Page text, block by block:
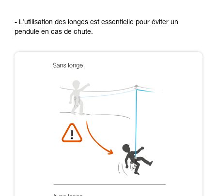
- L’utilisation des longes est essentielle pour éviter un
pendule en cas de chute.